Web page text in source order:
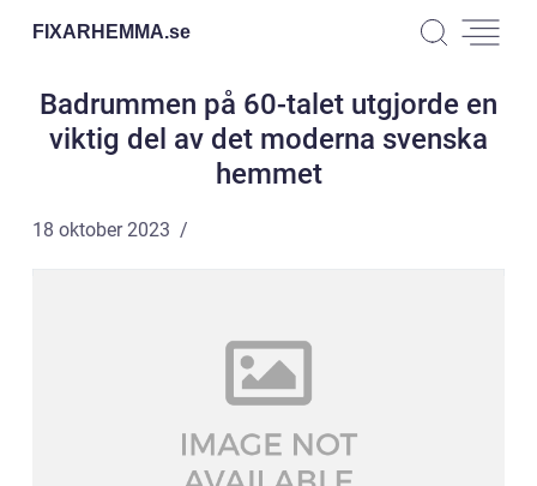
FIXARHEMMA.se
Badrummen på 60-talet utgjorde en
viktig del av det moderna svenska
hemmet
18 oktober 2023